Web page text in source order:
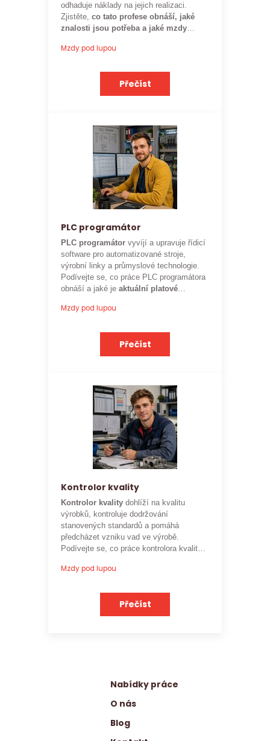
odhaduje náklady na jejich realizaci.
Zjistěte, co tato profese obnáší, jaké
znalosti jsou potřeba a jaké mzdy
očekávat.
Mzdy pod lupou
Přečíst
PLC programátor
PLC programátorvyvíjí a upravuje řídicí
software pro automatizované stroje,
výrobní linky a průmyslové technologie.
Podívejte se, co práce PLC programátora
obnáší a jaké jeaktuální platové
Mzdy pod lupou
Přečíst
Kontrolor kvality
Kontrolor kvalitydohlíží na kvalitu
výrobků, kontroluje dodržování
stanovených standardů a pomáhá
předcházet vzniku vad ve výrobě.
Podívejte se, co práce kontrolora kvality
ohodnocení této profese
Mzdy pod lupou
Přečíst
Nabídky práce
O nás
Blog